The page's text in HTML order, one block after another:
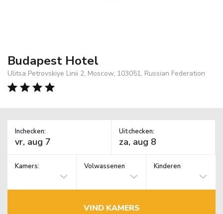
Budapest Hotel
Ulitsa Petrovskiye Linii 2, Moscow, 103051, Russian Federation
Inchecken: Uitchecken:
Kamers: Volwassenen Kinderen
VIND KAMERS